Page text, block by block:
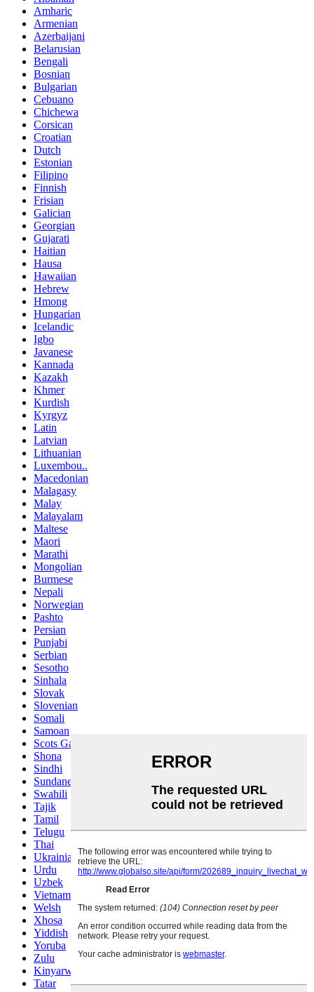
Amharic
Armenian
Azerbaijani
Belarusian
Bengali
Bosnian
Bulgarian
Cebuano
Chichewa
Corsican
Croatian
Dutch
Estonian
Filipino
Finnish
Frisian
Galician
Georgian
Gujarati
Haitian
Hausa
Hawaiian
Hebrew
Hmong
Hungarian
Icelandic
Igbo
Javanese
Kannada
Kazakh
Khmer
Kurdish
Kyrgyz
Latin
Latvian
Lithuanian
Luxembou..
Macedonian
Malagasy
Malay
Malayalam
Maltese
Maori
Marathi
Mongolian
Burmese
Nepali
Norwegian
Pashto
Persian
Punjabi
Serbian
Sesotho
Sinhala
Slovak
Slovenian
Somali
Samoan
Scots Gaelic
Shona
Sindhi
Sundanese
Swahili
Tajik
Tamil
Telugu
Thai
Ukrainian
Urdu
Uzbek
Vietnamese
Welsh
Xhosa
Yiddish
Yoruba
Zulu
Kinyarwanda
Tatar